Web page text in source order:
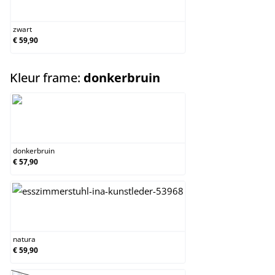
zwart
€ 59,90
Kleur frame: donkerbruin
donkerbruin
€ 57,90
natura
€ 59,90